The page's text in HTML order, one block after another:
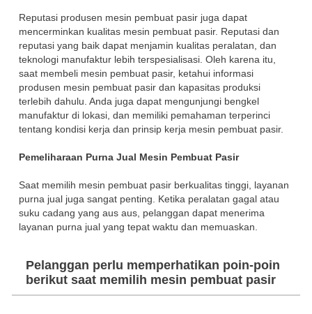
Reputasi produsen mesin pembuat pasir juga dapat
mencerminkan kualitas mesin pembuat pasir. Reputasi dan
reputasi yang baik dapat menjamin kualitas peralatan, dan
teknologi manufaktur lebih terspesialisasi. Oleh karena itu,
saat membeli mesin pembuat pasir, ketahui informasi
produsen mesin pembuat pasir dan kapasitas produksi
terlebih dahulu. Anda juga dapat mengunjungi bengkel
manufaktur di lokasi, dan memiliki pemahaman terperinci
tentang kondisi kerja dan prinsip kerja mesin pembuat pasir.
Pemeliharaan Purna Jual Mesin Pembuat Pasir
Saat memilih mesin pembuat pasir berkualitas tinggi, layanan
purna jual juga sangat penting. Ketika peralatan gagal atau
suku cadang yang aus aus, pelanggan dapat menerima
layanan purna jual yang tepat waktu dan memuaskan.
Pelanggan perlu memperhatikan poin-poin
berikut saat memilih mesin pembuat pasir